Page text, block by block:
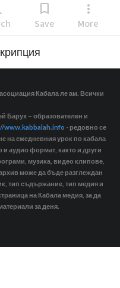
bookmark
Save
more_vert
More
Кабала ле ам. Всички
Барух – образователен и
www.kabbalah.info - редовно се
на ежедневния урок по кабала
аудио формат, както и други
музика, видео клипове,
може да бъде разглеждан
тип съдържание, тип медия и
на Кабала медия, за да
за деня.